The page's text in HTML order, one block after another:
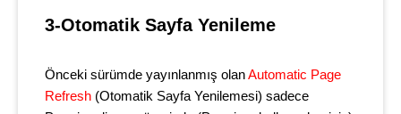
3-Otomatik Sayfa Yenileme
Önceki sürümde yayınlanmış olanAutomatic Page
Refresh (Otomatik Sayfa Yenilemesi) sadece